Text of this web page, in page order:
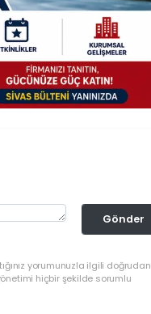
Gönder
yorumunuzla ilgili doğrudan
hiçbir şekilde sorumlu